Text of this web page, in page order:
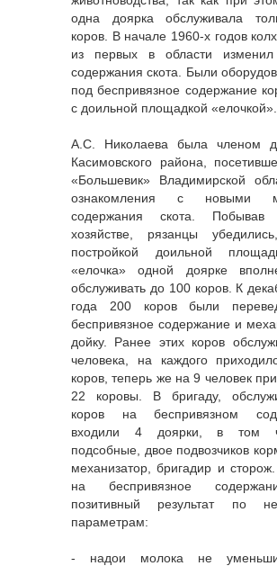
одна доярка обслуживала
коров. В начале 1960-х годов
из первых в области изменил
содержания скота. Были
под беспривязное содержание
с доильной площадкой «елочкой».
А.С. Николаева была членом
Касимовского района,
«Большевик» Владимирской
ознакомления с новыми
содержания скота.
хозяйстве, рязанцы
постройкой доильной
«елочка» одной доярке
обслуживать до 100 коров. К
года 200 коров были
беспривязное содержание и
дойку. Ранее этих коров
человека, на каждого
коров, теперь же на 9 человек
22 коровы. В бригаду,
коров на беспривязном
входили 4 доярки, в том
подсобные, двое подвозчиков
механизатор, бригадир и
на беспривязное
позитивный результат по
параметрам:
- надои молока не